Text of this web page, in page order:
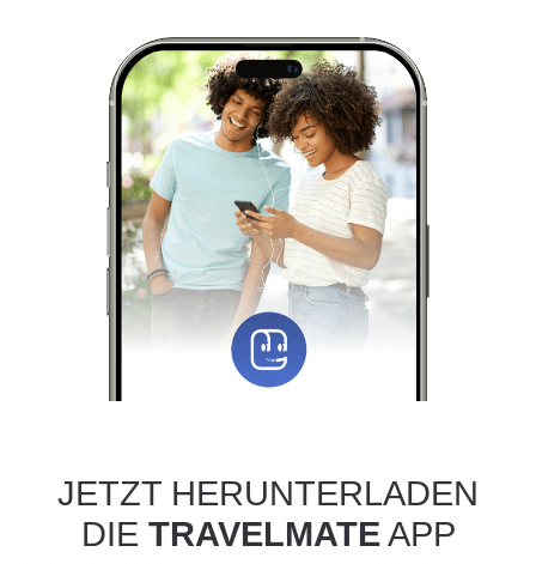
JETZT HERUNTERLADEN
DIE TRAVELMATEAPP